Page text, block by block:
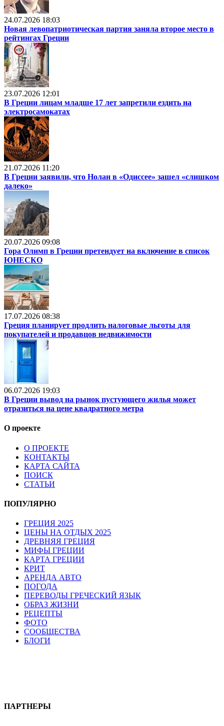
24.07.2026 18:03
Новая левопатриотическая партия заняла второе место в
рейтингах Греции
23.07.2026 12:01
В Греции лицам младше 17 лет запретили ездить на
электросамокатах
21.07.2026 11:20
В Греции заявили, что Нолан в «Одиссее» зашел «слишком
далеко»
20.07.2026 09:08
Гора Олимп в Греции претендует на включение в список
ЮНЕСКО
17.07.2026 08:38
Греция планирует продлить налоговые льготы для
покупателей и продавцов недвижимости
06.07.2026 19:03
В Греции вывод на рынок пустующего жилья может
отразиться на цене квадратного метра
О проекте
О ПРОЕКТЕ
КОНТАКТЫ
КАРТА САЙТА
ПОИСК
СТАТЬИ
ПОПУЛЯРНО
ГРЕЦИЯ 2025
ЦЕНЫ НА ОТДЫХ 2025
ДРЕВНЯЯ ГРЕЦИЯ
МИФЫ ГРЕЦИИ
КАРТА ГРЕЦИИ
КРИТ
АРЕНДА АВТО
ПОГОДА
ПЕРЕВОДЫ ГРЕЧЕСКИЙ ЯЗЫК
ОБРАЗ ЖИЗНИ
РЕЦЕПТЫ
ФОТО
СООБЩЕСТВА
БЛОГИ
ПАРТНЕРЫ